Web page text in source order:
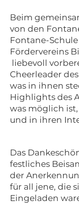
Beim
von den
Fontane-
Fördervereins
liebevoll
Cheerleader
was in ihnen
Highlights des
was möglich
und in ihren
Das
festliches
der
für all jene, die
Eingeladen